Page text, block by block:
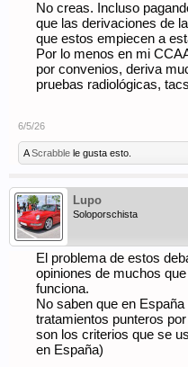
a los mejores
No creas. Incluso
que las derivaciones de
que estos empiecen a
Por lo menos en mi
por convenios, deriva
pruebas radiológicas,
6/5/26
AScrabble le gusta esto.
Lupo
Soloporschista
El problema de estos
opiniones de muchos
funciona.
No saben que en
tratamientos punteros
son los criterios que se
en España)